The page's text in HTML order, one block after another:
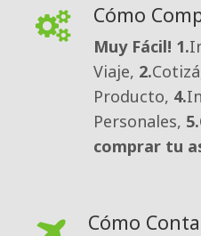
Cómo
Muy Fácil! 1.
Viaje, 2.
Producto, 4.
Personales, 5.
comprar tu
Cómo